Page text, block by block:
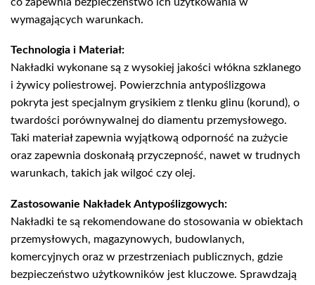
wymagających warunkach.
Technologia i Materiał:
Nakładki wykonane są z wysokiej jakości włókna szklanego
i żywicy poliestrowej. Powierzchnia antypoślizgowa
pokryta jest specjalnym grysikiem z tlenku glinu (korund), o
twardości porównywalnej do diamentu przemysłowego.
Taki materiał zapewnia wyjątkową odporność na zużycie
oraz zapewnia doskonałą przyczepność, nawet w trudnych
warunkach, takich jak wilgoć czy olej.
Zastosowanie Nakładek Antypoślizgowych:
Nakładki te są rekomendowane do stosowania w obiektach
przemysłowych, magazynowych, budowlanych,
komercyjnych oraz w przestrzeniach publicznych, gdzie
bezpieczeństwo użytkowników jest kluczowe. Sprawdzają